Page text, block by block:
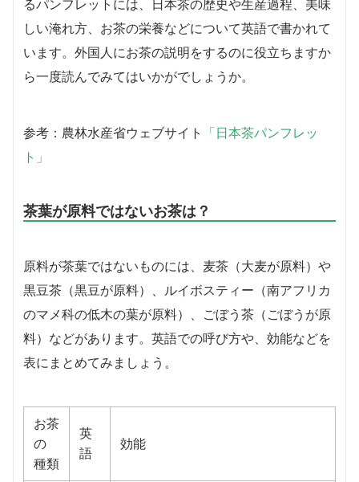
るパンフレットには、日本茶の歴史や生産過程、美味
しい淹れ方、お茶の栄養などについて英語で書かれて
います。外国人にお茶の説明をするのに役立ちますか
ら一度読んでみてはいかがでしょうか。
参考：農林水産省ウェブサイト
「日本茶パンフレッ
ト」
茶葉が原料ではないお茶は？
原料が茶葉ではないものには、麦茶（大麦が原料）や
黒豆茶（黒豆が原料）、ルイボスティー（南アフリカ
のマメ科の低木の葉が原料）、ごぼう茶（ごぼうが原
料）などがあります。英語での呼び方や、効能などを
表にまとめてみましょう。
お茶
の
種類
英
語
効能